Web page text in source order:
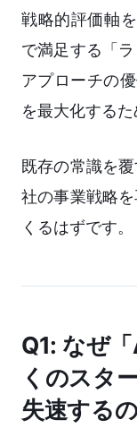
戦略的評価軸
で満足する「
アプローチの
を最大化するた
既存の常識を
社の事業戦略
くるはずです。
Q1: なぜ
くのスタ
失速する